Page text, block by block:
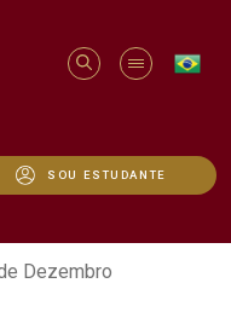
SOU ESTUDANTE
de Dezembro -
Dezembro